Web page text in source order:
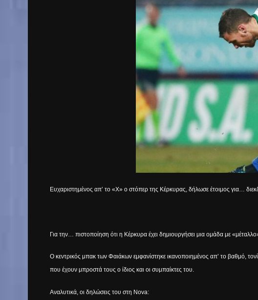
Ευχαριστημένος απ’ το «Χ» ο στόπερ της Κέρκυρας, δήλωσε έτοιμος για…
Για την… πιστοποίηση ότι η Κέρκυρα έχει δημιουργήσει μια ομάδα με
Ο κεντρικός μπακ των Φαιάκων εμφανίστηκε ικανοποιημένος απ’ το βαθμό,
που έχουν μπροστά τους ο ίδιος και οι συμπαίκτες του.
Αναλυτικά, οι δηλώσεις του στη Nova: